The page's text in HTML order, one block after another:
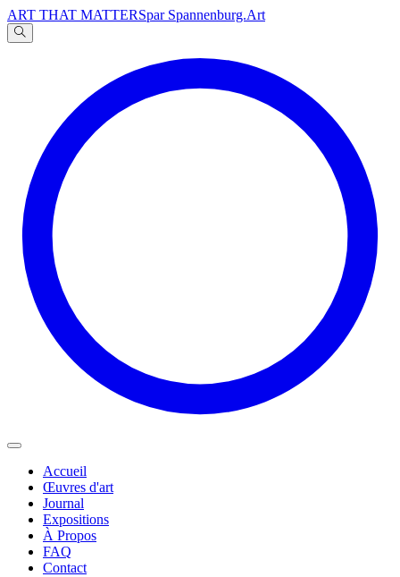
ART THAT MATTERSpar Spannenburg.Art
文
Accueil
Œuvres d'art
Journal
Expositions
À Propos
FAQ
Contact